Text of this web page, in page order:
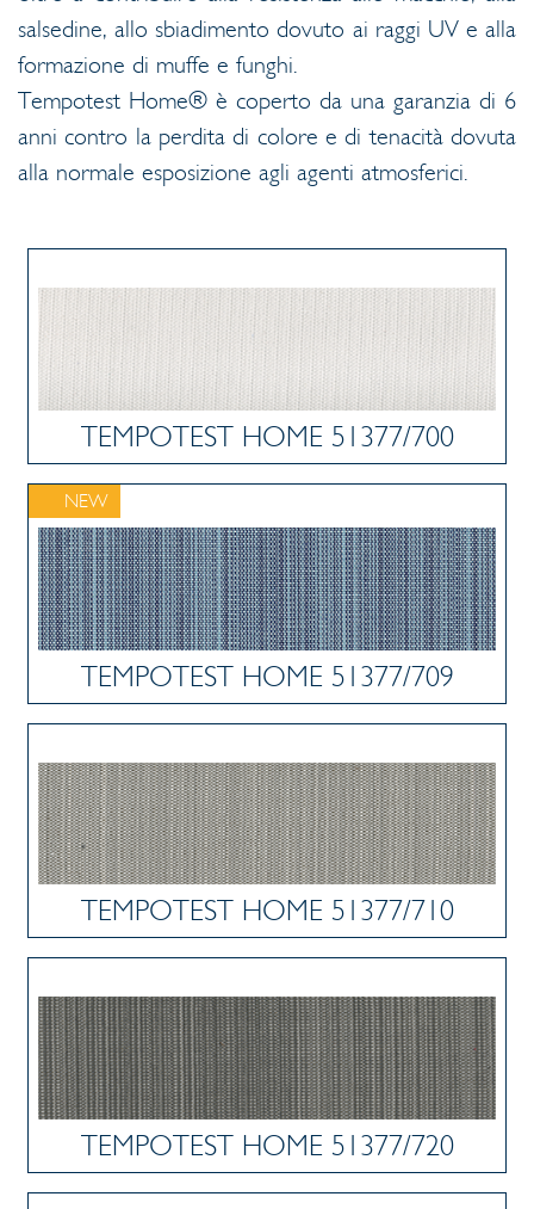
salsedine, allo sbiadimento dovuto ai raggi UV e alla
formazione di muffe e funghi.
Tempotest Home® è coperto da una garanzia di 6
anni contro la perdita di colore e di tenacità dovuta
alla normale esposizione agli agenti atmosferici.
TEMPOTEST HOME 51377/700
NEW
TEMPOTEST HOME 51377/709
TEMPOTEST HOME 51377/710
TEMPOTEST HOME 51377/720